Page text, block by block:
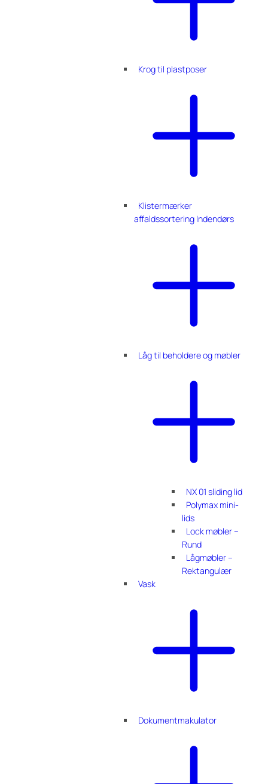
Krog til plastposer
Klistermærker
affaldssortering Indendørs
Låg til beholdere og møbler
NX 01 sliding lid
Polymax mini-
lids
Lock møbler –
Rund
Lågmøbler –
Rektangulær
Vask
Dokumentmakulator